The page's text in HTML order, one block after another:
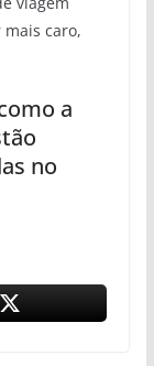
caro,
a
no